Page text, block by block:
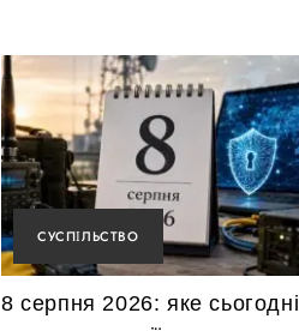
СУСПІЛЬСТВО
8 серпня 2026: яке сьогодні